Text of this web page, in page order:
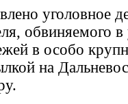
уголовное
обвиняемого
в особо
на